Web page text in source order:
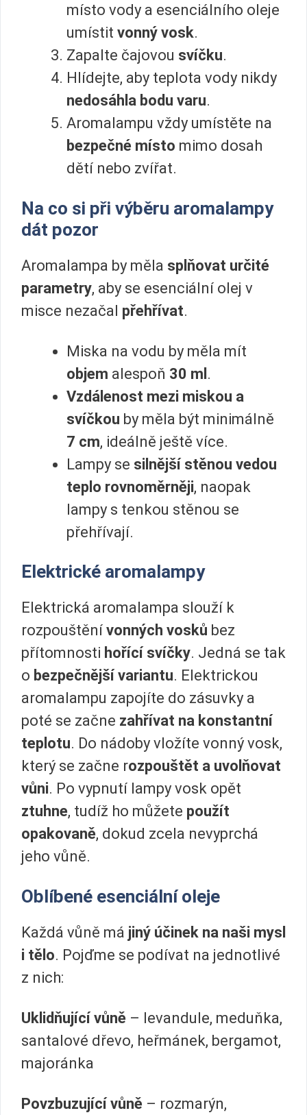
místo vody a esenciálního oleje
umístit vonný vosk.
Zapalte čajovou svíčku.
Hlídejte, aby teplota vody nikdy
nedosáhla bodu varu.
Aromalampu vždy umístěte na
bezpečné místo mimo dosah
dětí nebo zvířat.
Na co si při výběru aromalampy
dát pozor
Aromalampa by měla splňovat určité
parametry, aby se esenciální olej v
misce nezačal přehřívat.
Miska na vodu by měla mít
objem alespoň 30 ml .
Vzdálenost mezi miskou a
svíčkou by měla být minimálně
7 cm, ideálně ještě více.
Lampy se silnější stěnou vedou
teplo rovnoměrněji, naopak
lampy s tenkou stěnou se
přehřívají.
Elektrické aromalampy
Elektrická aromalampa slouží k
rozpouštění vonných vosků bez
přítomnosti hořící svíčky. Jedná se tak
o bezpečnější variantu. Elektrickou
aromalampu zapojíte do zásuvky a
poté se začne zahřívat na konstantní
teplotu. Do nádoby vložíte vonný vosk,
který se začne rozpouštět a uvolňovat
vůni. Po vypnutí lampy vosk opět
ztuhne, tudíž ho můžete použít
opakovaně, dokud zcela nevyprchá
jeho vůně.
Oblíbené esenciální oleje
Každá vůně má jiný účinek na naši mysl
i tělo. Pojďme se podívat na jednotlivé
z nich:
Uklidňující vůně – levandule, meduňka,
santalové dřevo, heřmánek, bergamot,
majoránka
Povzbuzující vůně – rozmarýn,